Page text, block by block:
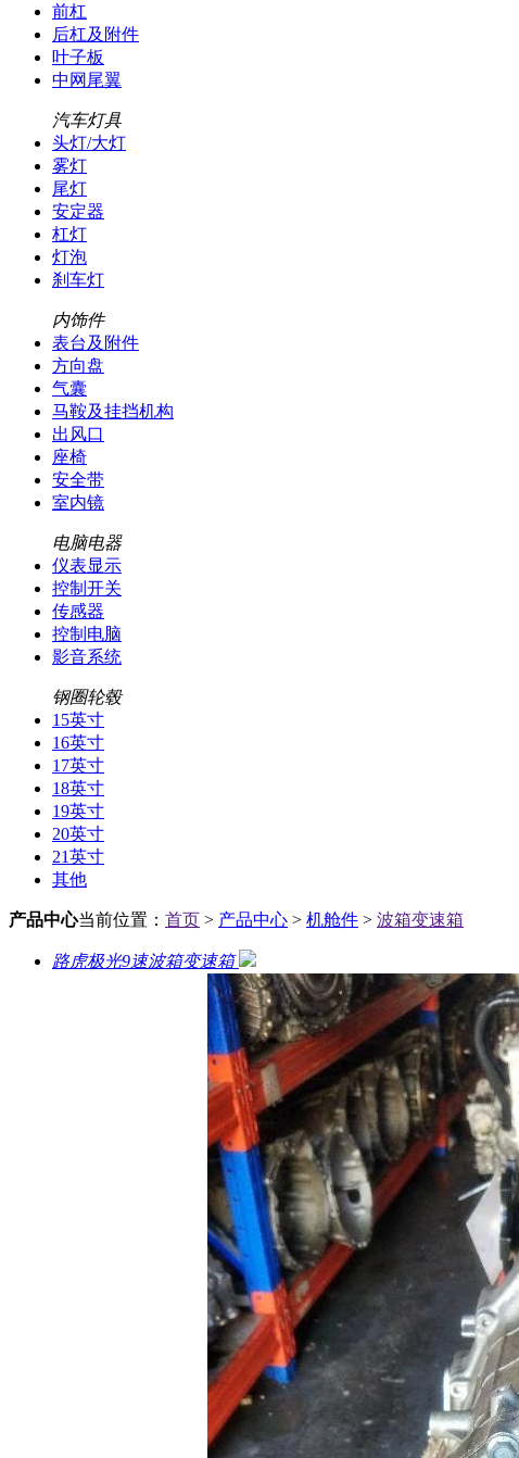
前杠
后杠及附件
叶子板
中网尾翼
汽车灯具
头灯/大灯
雾灯
尾灯
安定器
杠灯
灯泡
刹车灯
内饰件
表台及附件
方向盘
气囊
马鞍及挂挡机构
出风口
座椅
安全带
室内镜
电脑电器
仪表显示
控制开关
传感器
控制电脑
影音系统
钢圈轮毂
15英寸
16英寸
17英寸
18英寸
19英寸
20英寸
21英寸
其他
产品中心当前位置： 首页 > 产品中心 > 机舱件 > 波箱变速箱
路虎极光9速波箱变速箱